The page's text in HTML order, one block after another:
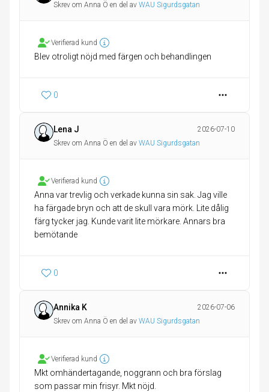
Skrev om Anna Ö en del av WAU Sigurdsgatan
Verifierad kund
Blev otroligt nöjd med färgen och behandlingen
0
Lena J
2026-07-10
Skrev om Anna Ö en del av WAU Sigurdsgatan
Verifierad kund
Anna var trevlig och verkade kunna sin sak. Jag ville
ha färgade bryn och att de skull vara mörk. Lite dålig
färg tycker jag. Kunde varit lite mörkare. Annars bra
bemötande
0
Annika K
2026-07-06
Skrev om Anna Ö en del av WAU Sigurdsgatan
Verifierad kund
Mkt omhändertagande, noggrann och bra förslag
som passar min frisyr. Mkt nöjd.